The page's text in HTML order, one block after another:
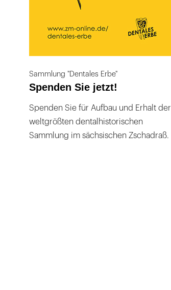
Sammlung "Dentales Erbe"
Spenden Sie jetzt!
Spenden Sie für Aufbau und Erhalt der
weltgrößten dentalhistorischen
Sammlung im sächsischen Zschadraß.